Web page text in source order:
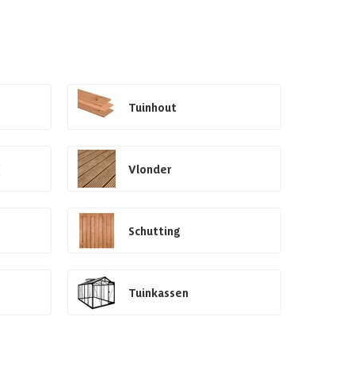
Tuinhout
Vlonder
Schutting
Tuinkassen